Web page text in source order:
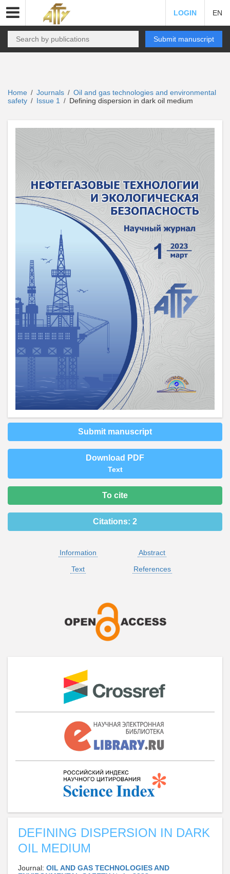
LOGIN EN
Submit manuscript
Home / Journals / Oil and gas technologies and environmental
safety / Issue 1 / Defining dispersion in dark oil medium
Submit manuscript
Download PDF
Text
To cite
Citations: 2
Information
Abstract
Text
References
DEFINING DISPERSION IN DARK
OIL MEDIUM
Journal: OIL AND GAS TECHNOLOGIES AND